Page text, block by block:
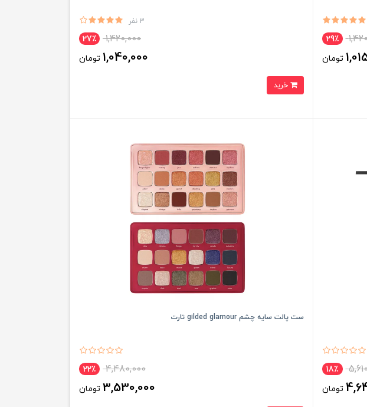
29٪
تومان
3 نفر
1,420,000 27٪
1,040,000 تومان
خرید
18٪
تومان
ست پالت سایه چشم gilded glamour تارت
4,480,000 22٪
3,530,000 تومان